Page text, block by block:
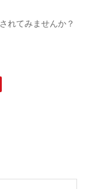
れてみませんか？